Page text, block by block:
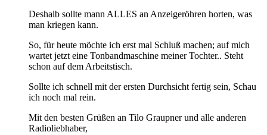
Deshalb sollte mann ALLES an Anzeigeröhren horten, was
man kriegen kann.
So, für heute möchte ich erst mal Schluß machen; auf mich
wartet jetzt eine Tonbandmaschine meiner Tochter.. Steht
schon auf dem Arbeitstisch.
Sollte ich schnell mit der ersten Durchsicht fertig sein, Schau
ich noch mal rein.
Mit den besten Grüßen an Tilo Graupner und alle anderen
Radioliebhaber,